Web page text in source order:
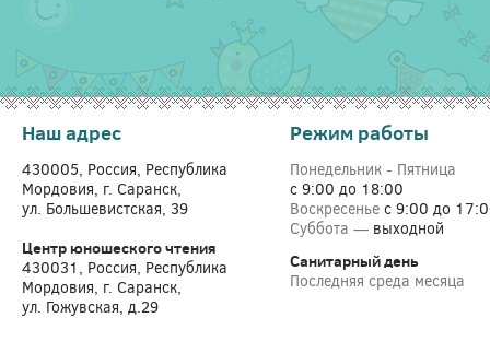
Наш адрес
430005, Россия, Республика
Мордовия, г. Саранск,
ул. Большевистская, 39
Центр юношеского чтения
430031, Россия, Республика
Мордовия, г. Саранск,
ул. Гожувская, д.29
Режим работы
Понедельник - Пятница
с 9:00 до 18:00
Воскресенье с 9:00 до
Суббота — выходной
Санитарный день
Последняя среда месяца